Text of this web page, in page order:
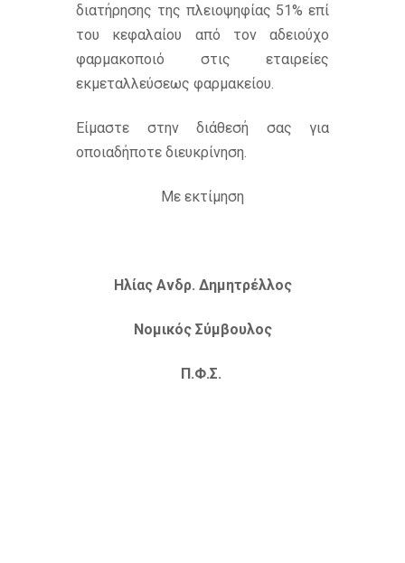
διατήρησης της πλειοψηφίας 51% επί
του κεφαλαίου από τον αδειούχο
φαρμακοποιό στις εταιρείες
εκμεταλλεύσεως φαρμακείου.
Είμαστε στην διάθεσή σας για
οποιαδήποτε διευκρίνηση.
Με εκτίμηση
Ηλίας Ανδρ. Δημητρέλλος
Νομικός Σύμβουλος
Π.Φ.Σ.